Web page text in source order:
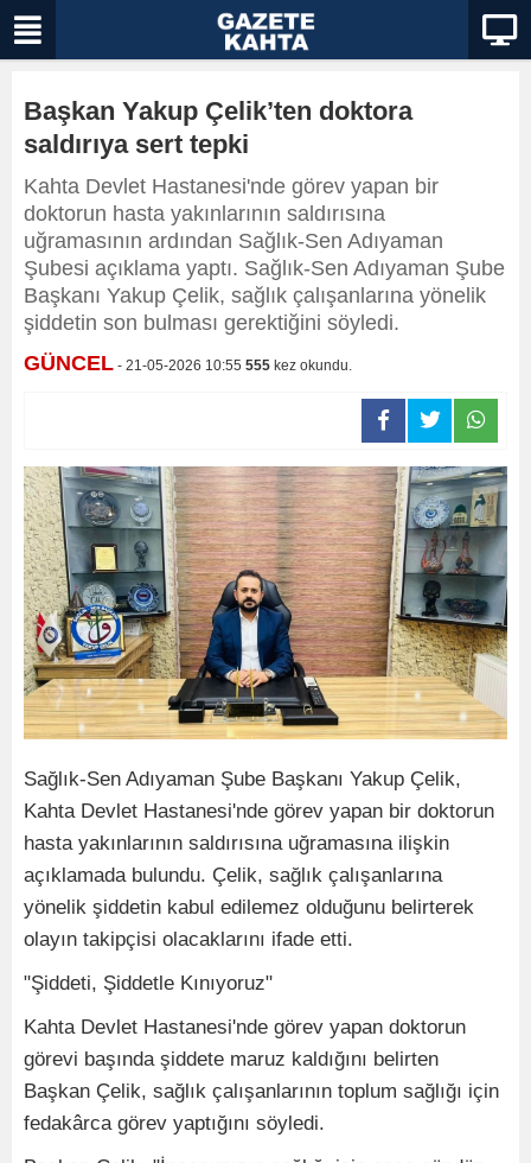
Başkan Yakup Çelik’ten doktora
saldırıya sert tepki
Kahta Devlet Hastanesi'nde görev yapan bir
doktorun hasta yakınlarının saldırısına
uğramasının ardından Sağlık-Sen Adıyaman
Şubesi açıklama yaptı. Sağlık-Sen Adıyaman Şube
Başkanı Yakup Çelik, sağlık çalışanlarına yönelik
şiddetin son bulması gerektiğini söyledi.
GÜNCEL - 21-05-2026 10:55 555 kez okundu.
Sağlık-Sen Adıyaman Şube Başkanı Yakup Çelik,
Kahta Devlet Hastanesi'nde görev yapan bir doktorun
hasta yakınlarının saldırısına uğramasına ilişkin
açıklamada bulundu. Çelik, sağlık çalışanlarına
yönelik şiddetin kabul edilemez olduğunu belirterek
olayın takipçisi olacaklarını ifade etti.
"Şiddeti, Şiddetle Kınıyoruz"
Kahta Devlet Hastanesi'nde görev yapan doktorun
görevi başında şiddete maruz kaldığını belirten
Başkan Çelik, sağlık çalışanlarının toplum sağlığı için
fedakârca görev yaptığını söyledi.